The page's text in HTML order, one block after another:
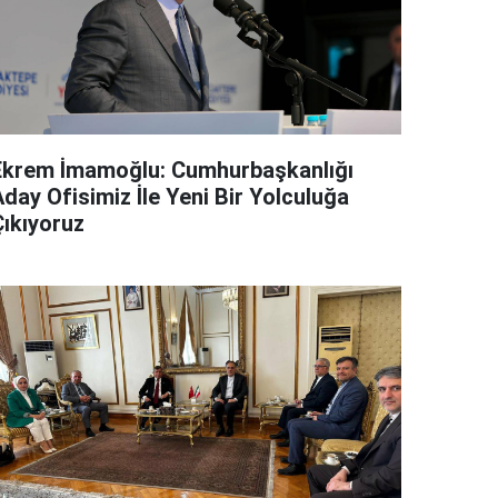
İmamoğlu: Cumhurbaşkanlığı
Ofisimiz İle Yeni Bir Yolculuğa